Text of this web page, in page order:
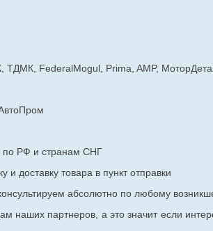
ТДМК, FederalMogul, Prima, AMP,
по РФ и странам СНГ
доставку товара в пункт отправки
абсолютно по любому
наших партнеров, а это значит если